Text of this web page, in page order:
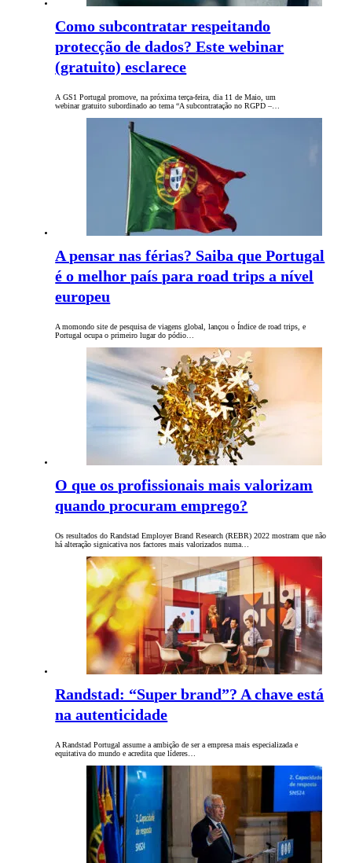
Como subcontratar respeitando
protecção de dados? Este webinar
(gratuito) esclarece
A GS1 Portugal promove, na próxima terça-feira, dia 11 de Maio, um
webinar gratuito subordinado ao tema “A subcontratação no RGPD –…
A pensar nas férias? Saiba que Portugal
é o melhor país para road trips a nível
europeu
A momondo site de pesquisa de viagens global, lançou o Índice de road trips, e
Portugal ocupa o primeiro lugar do pódio…
O que os profissionais mais valorizam
quando procuram emprego?
Os resultados do Randstad Employer Brand Research (REBR) 2022 mostram que não
há alteração signicativa nos factores mais valorizados numa…
Randstad: “Super brand”? A chave está
na autenticidade
A Randstad Portugal assume a ambição de ser a empresa mais especializada e
equitativa do mundo e acredita que líderes…